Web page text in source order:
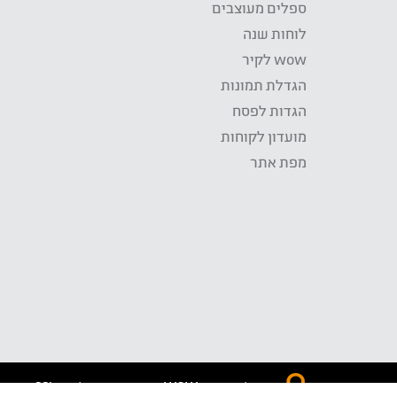
ספלים מעוצבים
לוחות שנה
wow לקיר
הגדלת תמונות
הגדות לפסח
מועדון לקוחות
מפת אתר
התשלום באתר WOW מאובטח בטכנולוגית SSL